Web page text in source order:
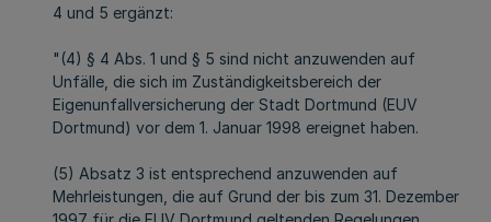
4 und 5 ergänzt:
"(4) § 4 Abs. 1 und § 5 sind nicht anzuwenden auf
Unfälle, die sich im Zuständigkeitsbereich der
Eigenunfallversicherung der Stadt Dortmund (EUV
Dortmund) vor dem 1. Januar 1998 ereignet haben.
(5) Absatz 3 ist entsprechend anzuwenden auf
Mehrleistungen, die auf Grund der bis zum 31. Dezember